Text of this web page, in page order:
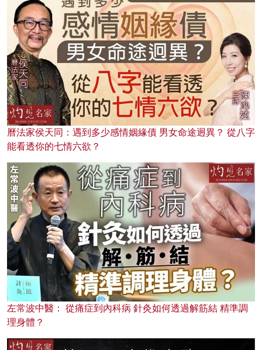
曆法家侯天同：遇到多少感情姻緣債 男女命途迥異？ 從八字
能看透你的七情六欲？
左常波中醫： 從痛症到內科病 針灸如何透過解筋結 精準調
理身體？